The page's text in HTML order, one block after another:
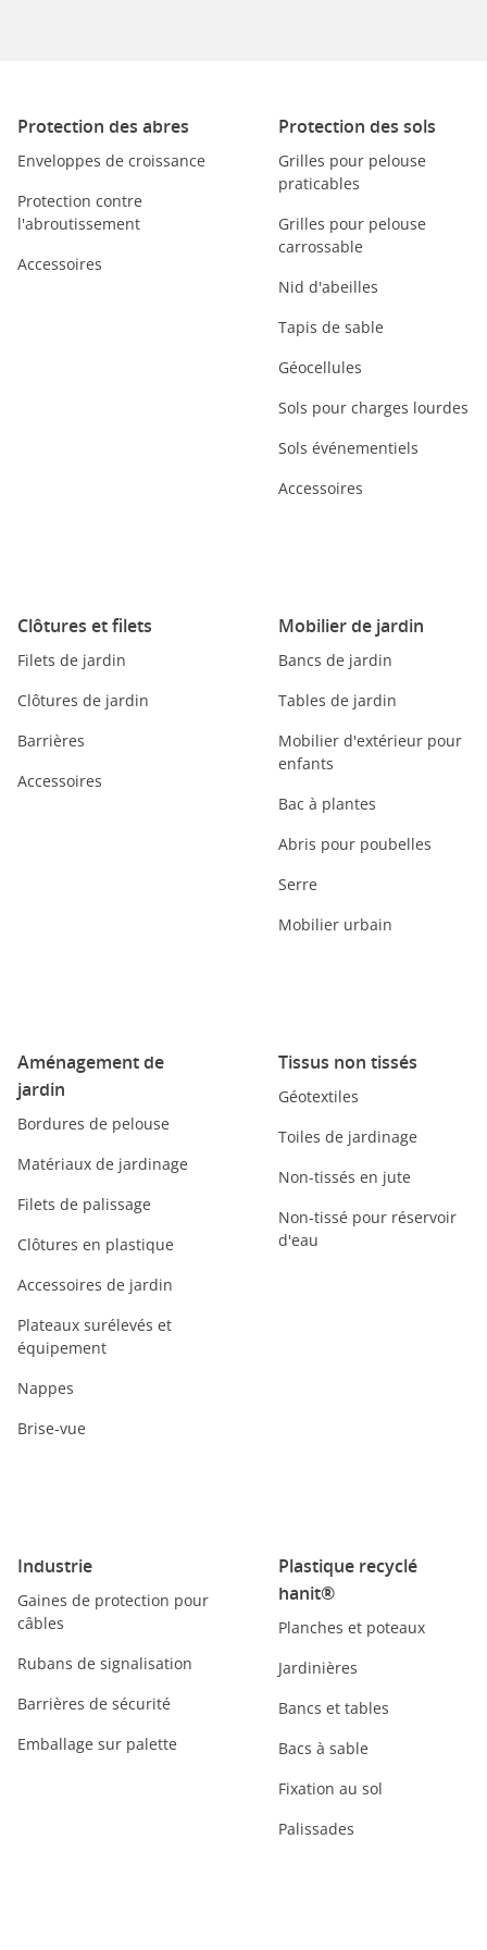
Protection des abres
Enveloppes de croissance
Protection contre
l'abroutissement
Accessoires
Protection des sols
Grilles pour pelouse
praticables
Grilles pour pelouse
carrossable
Nid d'abeilles
Tapis de sable
Géocellules
Sols pour charges lourdes
Sols événementiels
Accessoires
Clôtures et filets
Filets de jardin
Clôtures de jardin
Barrières
Accessoires
Mobilier de jardin
Bancs de jardin
Tables de jardin
Mobilier d'extérieur pour
enfants
Bac à plantes
Abris pour poubelles
Serre
Mobilier urbain
Aménagement de
jardin
Bordures de pelouse
Matériaux de jardinage
Filets de palissage
Clôtures en plastique
Accessoires de jardin
Plateaux surélevés et
équipement
Nappes
Brise-vue
Tissus non tissés
Géotextiles
Toiles de jardinage
Non-tissés en jute
Non-tissé pour réservoir
d'eau
Industrie
Gaines de protection pour
câbles
Rubans de signalisation
Barrières de sécurité
Emballage sur palette
Plastique recyclé
hanit®
Planches et poteaux
Jardinières
Bancs et tables
Bacs à sable
Fixation au sol
Palissades